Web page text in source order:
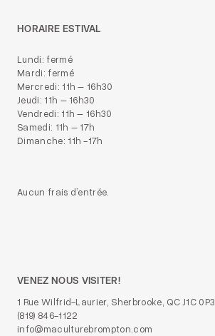
HORAIRE ESTIVAL
Lundi: fermé
Mardi: fermé
Mercredi: 11h – 16h30
Jeudi: 11h – 16h30
Vendredi: 11h – 16h30
Samedi: 11h – 17h
Dimanche: 11h -17h
Aucun frais d’entrée.
VENEZ NOUS VISITER!
1 Rue Wilfrid-Laurier, Sherbrooke, QC J1C 0P3
(819) 846-1122
info@maculturebrompton.com